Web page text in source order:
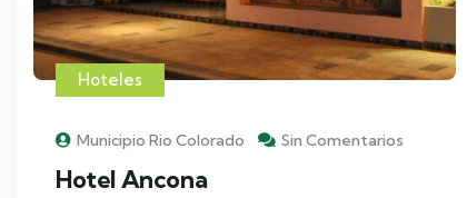
Hoteles
Municipio Rio Colorado Sin Comentarios
Hotel Ancona